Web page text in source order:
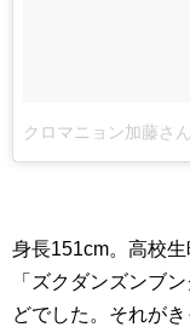
クロマニョン加藤さ
身長151cm。高校
「ズクダンズンブ
どでした。それが